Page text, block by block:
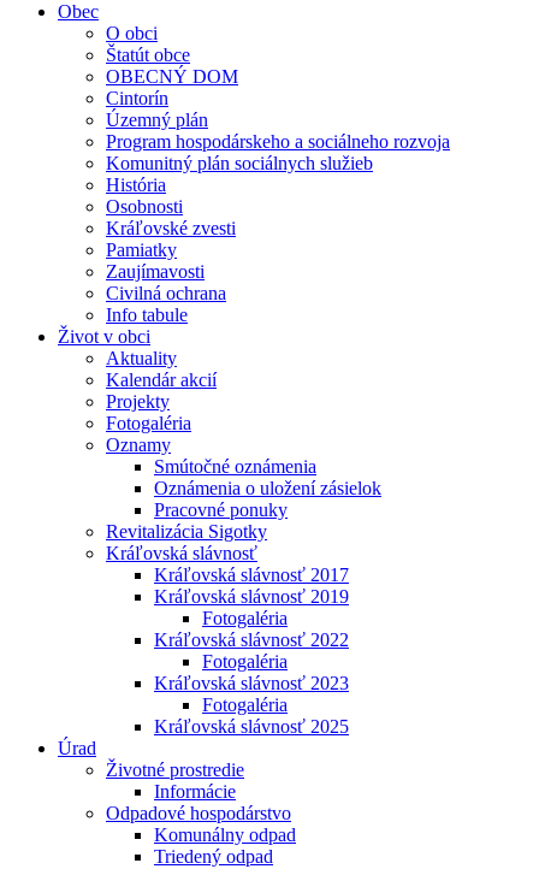
Obec
O obci
Štatút obce
OBECNÝ DOM
Cintorín
Územný plán
Program hospodárskeho a sociálneho rozvoja
Komunitný plán sociálnych služieb
História
Osobnosti
Kráľovské zvesti
Pamiatky
Zaujímavosti
Civilná ochrana
Info tabule
Život v obci
Aktuality
Kalendár akcií
Projekty
Fotogaléria
Oznamy
Smútočné oznámenia
Oznámenia o uložení zásielok
Pracovné ponuky
Revitalizácia Sigotky
Kráľovská slávnosť
Kráľovská slávnosť 2017
Kráľovská slávnosť 2019
Fotogaléria
Kráľovská slávnosť 2022
Fotogaléria
Kráľovská slávnosť 2023
Fotogaléria
Kráľovská slávnosť 2025
Úrad
Životné prostredie
Informácie
Odpadové hospodárstvo
Komunálny odpad
Triedený odpad